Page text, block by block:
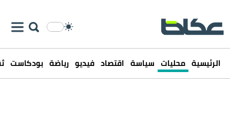
الرئيسية محليات سياسة اقتصاد فيديو رياضة بودكاست